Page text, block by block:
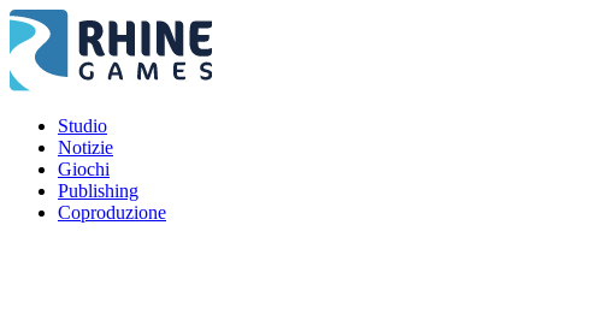
Studio
Notizie
Giochi
Publishing
Coproduzione